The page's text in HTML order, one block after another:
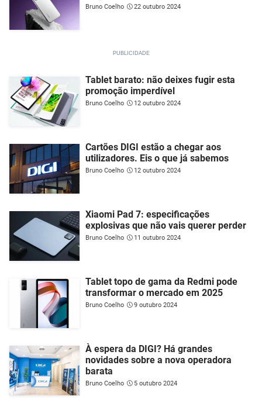
Bruno Coelho 22 outubro 2024
Tablet barato: não deixes fugir esta
promoção imperdível
Bruno Coelho 12 outubro 2024
Cartões DIGI estão a chegar aos
utilizadores. Eis o que já sabemos
Bruno Coelho 12 outubro 2024
Xiaomi Pad 7: especificações
explosivas que não vais querer perder
Bruno Coelho 11 outubro 2024
Tablet topo de gama da Redmi pode
transformar o mercado em 2025
Bruno Coelho 9 outubro 2024
À espera da DIGI? Há grandes
novidades sobre a nova operadora
barata
Bruno Coelho 5 outubro 2024